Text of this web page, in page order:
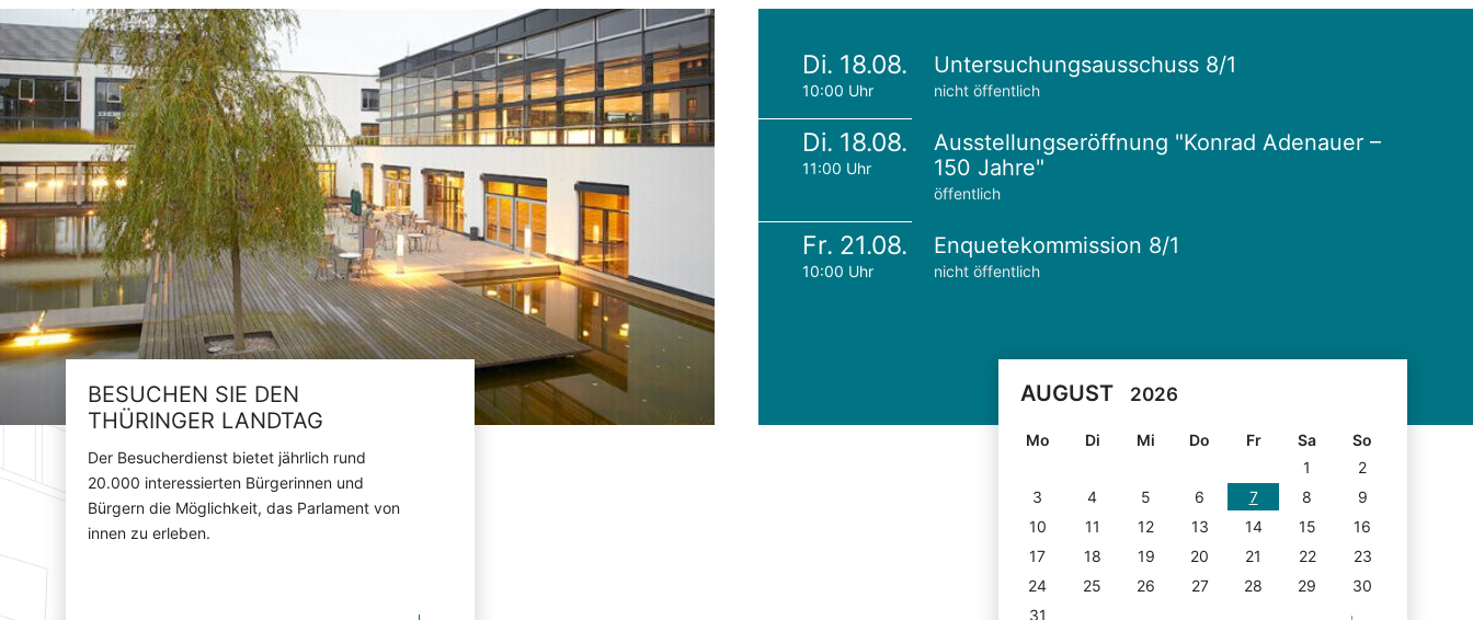
BESUCHEN SIE DEN
THÜRINGER LANDTAG
Der Besucherdienst bietet jährlich rund
20.000 interessierten Bürgerinnen und
Bürgern die Möglichkeit, das Parlament von
innen zu erleben.
Di. 18.08.
10:00 Uhr
Untersuchungsausschuss 8/1
nicht öffentlich
Di. 18.08.
11:00 Uhr
Ausstellungseröffnung "Konrad Adenauer –
150 Jahre"
öffentlich
Fr. 21.08.
10:00 Uhr
Enquetekommission 8/1
nicht öffentlich
AUGUST 2026
Mo Di Mi Do Fr Sa
So
1
2
3
4 5 6 7 8
9
10
11 12 13 14 15
16
17
18 19 20 21 22
23
24
25 26 27 28 29
30
31